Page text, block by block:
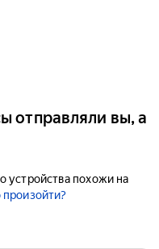
отправляли вы, а
устройства похожи на